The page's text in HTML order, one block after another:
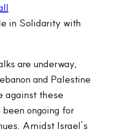
in Solidarity with
are underway,
and Palestine
against these
ongoing for
Amidst Israel’s